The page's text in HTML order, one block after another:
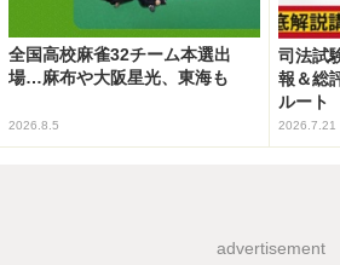
全国高校麻雀32チーム本選出
場…麻布や大阪星光、東海も
2026.8.5
司法試
報＆総
ルート
2026.7.21
advertisement